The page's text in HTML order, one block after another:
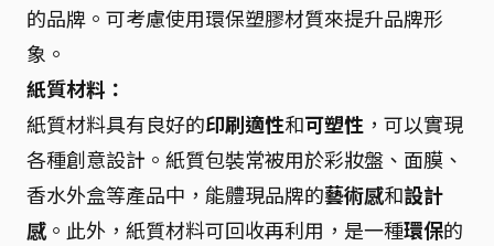
的品牌。可考慮使用環保塑膠材質來提升品牌形
象。
紙質材料：
紙質材料具有良好的印刷適性和可塑性 ，可以實現
各種創意設計。紙質包裝常被用於彩妝盤、面膜、
香水外盒等產品中，能體現品牌的藝術感和設計
感。此外，紙質材料可回收再利用，是一種環保的